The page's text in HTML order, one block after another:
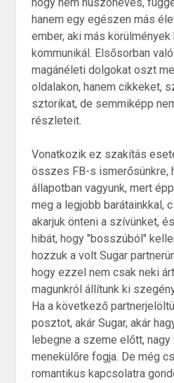
hanem egy egészen más
ember, aki más
kommunikál. Elsősorban
magánéleti dolgokat oszt
oldalakon, hanem cikkeket,
sztorikat, de semmiképp
részleteit.
Vonatkozik ez szakítás
összes FB-s ismerősünkre,
állapotban vagyunk, mert
meg a legjobb barátainkkal,
akarjuk önteni a szívünket,
hibát, hogy "bosszúból"
hozzuk a volt Sugar
hogy ezzel nem csak neki
magunkról állítunk ki
Ha a következő
posztot, akár Sugar, akár
lebegne a szeme előtt,
menekülőre fogja. De még
romantikus kapcsolatra